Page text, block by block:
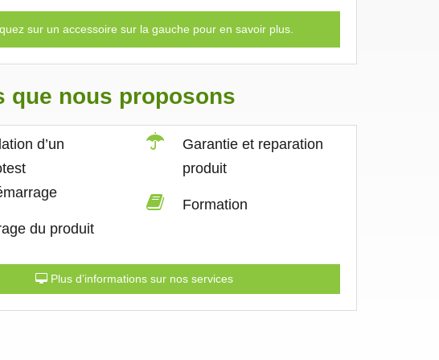
sur un accessoire sur la gauche pour en savoir plus.
que nous proposons
d’un
du produit
Garantie et reparation
produit
Formation
Plus d’informations sur nos services